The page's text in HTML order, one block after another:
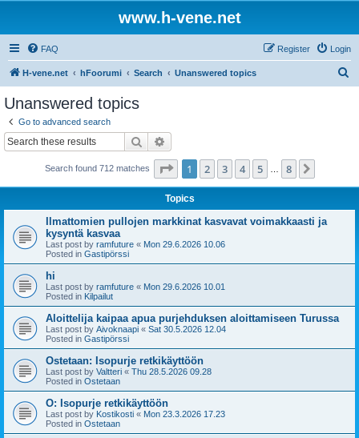
www.h-vene.net
FAQ Login
Register
H-vene.net hFoorumi Search Unanswered topics
Unanswered topics
Go to advanced search
Search
Search found 712 matches Page 1of 8
1 2 3 4 5 8
Topics
Ilmattomien pullojen markkinat kasvavat voimakkaasti ja
kysyntä kasvaa
Last post by ramfuture « Mon 29.6.2026 10.06
Posted in Gastipörssi
hi
Last post by ramfuture « Mon 29.6.2026 10.01
Posted in Kilpailut
Aloittelija kaipaa apua purjehduksen aloittamiseen Turussa
Last post by Aivoknaapi « Sat 30.5.2026 12.04
Posted in Gastipörssi
Ostetaan: Isopurje retkikäyttöön
Last post by Valtteri « Thu 28.5.2026 09.28
Posted in Ostetaan
O: Isopurje retkikäyttöön
Last post by Kostikosti « Mon 23.3.2026 17.23
Posted in Ostetaan